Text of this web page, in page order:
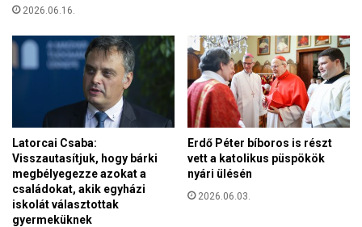
o
g
l
é
g
g
e
s
s
z
o
2026.06.16.
Latorcai Csaba:
Visszautasítjuk, hogy bárki
megbélyegezze azokat a
családokat, akik egyházi
iskolát választottak
gyermeküknek
Erdő Péter bíboros is részt
vett a katolikus püspökök
nyári ülésén
2026.06.03.